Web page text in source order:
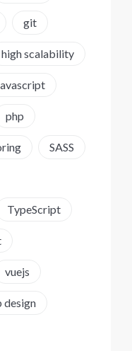
git
high scalability
php
SASS
TypeScript
vuejs
design